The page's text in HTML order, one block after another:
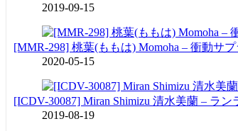
2019-09-15
[MMR-298] 桃葉(ももは) Momoha – 衝動サ
2020-05-15
[ICDV-30087] Miran Shimizu 清水美蘭 – ラン
2019-08-19